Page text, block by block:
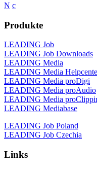
N c
Produkte
LEADING Job
LEADING Job Downloads
LEADING Media
LEADING Media
LEADING Media proDigi
LEADING Media proAudio
LEADING Media
LEADING Mediabase
LEADING Job Poland
LEADING Job Czechia
Links